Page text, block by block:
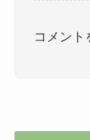
コメント